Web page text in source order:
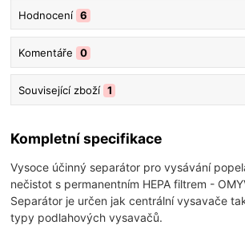
Hodnocení 6
Komentáře 0
Související zboží 1
Kompletní specifikace
Vysoce účinný separátor pro vysávání
nečistot s permanentním HEPA filtrem -
Separátor je určen jak centrální vysavače
typy podlahových vysavačů.